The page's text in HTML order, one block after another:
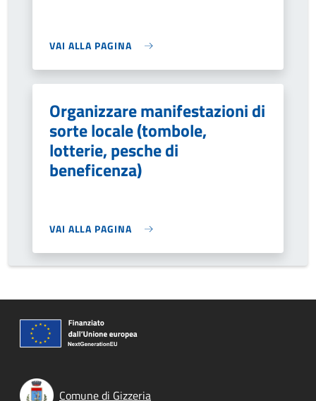
VAI ALLA PAGINA
Organizzare manifestazioni di
sorte locale (tombole,
lotterie, pesche di
beneficenza)
VAI ALLA PAGINA
Comune di Gizzeria